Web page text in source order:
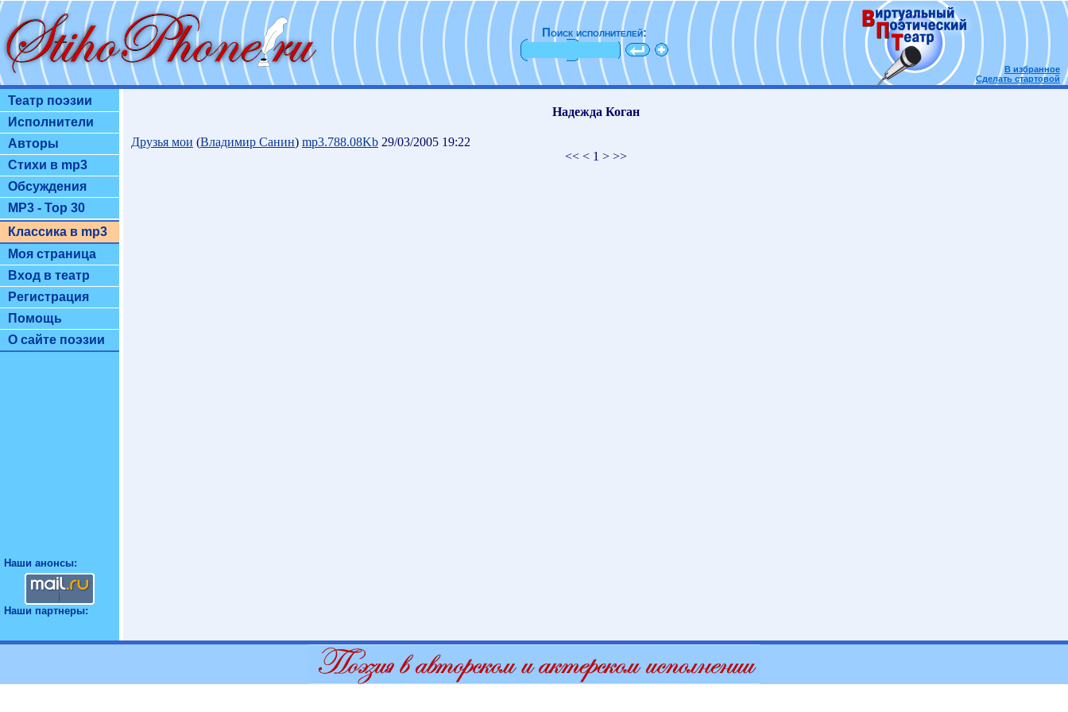
Поиск исполнителей:
В избранное
Сделать стартовой
Театр поэзии
Исполнители
Авторы
Стихи в mp3
Обсуждения
MP3 - Top 30
Классика в mp3
Моя страница
Вход в театр
Регистрация
Помощь
О сайте поэзии
Наши анонсы:
Наши партнеры:
Надежда Коган
Друзья мои (Владимир Санин) mp3.788.08Kb 29/03/2005 19:22
<< < 1 > >>